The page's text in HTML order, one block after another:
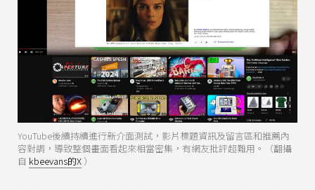
YouTube後續持續進行新介面測試，影片標題資訊及留言區和推薦內
容對調，導致整個畫面看起來相當密集，有網友批評超難用。（翻攝
自 kbeevans的X ）